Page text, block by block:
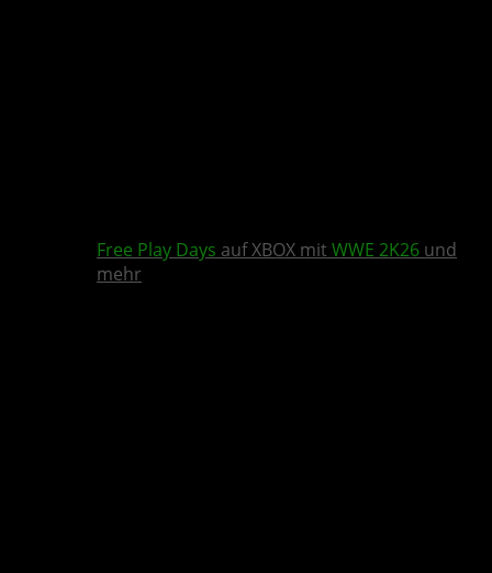
Free Play Days auf XBOX mit WWE 2K26 und
mehr